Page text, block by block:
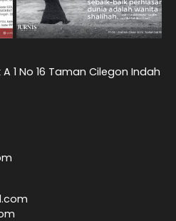
1 No 16 Taman Cilegon Indah